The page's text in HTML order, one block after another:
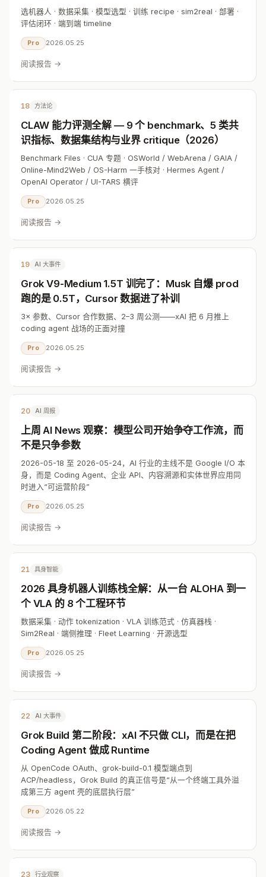
选机器人 · 数据采集 · 模型选型 · 训练 recipe · sim2real · 部署 ·
评估闭环 · 端到端 timeline
Pro 2026.05.25
阅读报告 →
18 方法论
CLAW 能力评测全解 — 9 个 benchmark、5 类共
识指标、数据集结构与业界 critique（2026）
Benchmark Files · CUA 专题 · OSWorld / WebArena / GAIA /
Online-Mind2Web / OS-Harm 一手核对 · Hermes Agent /
OpenAI Operator / UI-TARS 横评
Pro 2026.05.25
阅读报告 →
19 AI 大事件
Grok V9-Medium 1.5T 训完了：Musk 自爆 prod
跑的是 0.5T，Cursor 数据进了补训
3× 参数、Cursor 合作数据、2–3 周公测——xAI 把 6 月推上
coding agent 战场的正面对撞
Pro 2026.05.25
阅读报告 →
20 AI 周报
上周 AI News 观察：模型公司开始争夺工作流，而
不是只争参数
2026-05-18 至 2026-05-24，AI 行业的主线不是 Google I/O 本
身，而是 Coding Agent、企业 API、内容溯源和实体世界应用同
时进入“可运营阶段”
Pro 2026.05.25
阅读报告 →
21 具身智能
2026 具身机器人训练栈全解：从一台 ALOHA 到一
个 VLA 的 8 个工程环节
数据采集 · 动作 tokenization · VLA 训练范式 · 仿真器栈 ·
Sim2Real · 端侧推理 · Fleet Learning · 开源选型
Pro 2026.05.25
阅读报告 →
22 AI 大事件
Grok Build 第二阶段：xAI 不只做 CLI，而是在把
Coding Agent 做成 Runtime
从 OpenCode OAuth、grok-build-0.1 模型端点到
ACP/headless，Grok Build 的真正信号是“从一个终端工具外溢
成第三方 agent 壳的底层执行层”
Pro 2026.05.22
阅读报告 →
23 行业观察